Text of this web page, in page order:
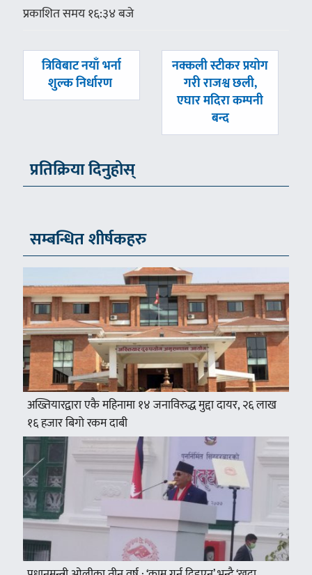
प्रकाशित समय १६:३४ बजे
पछिल्लाे
त्रिविबाट नयाँ भर्ना
शुल्क निर्धारण
अघिल्लाे
नक्कली स्टीकर प्रयोग
गरी राजश्व छली,
एघार मदिरा कम्पनी
बन्द
प्रतिक्रिया दिनुहोस्
सम्बन्धित शीर्षकहरु
अख्तियारद्वारा एकै महिनामा १४ जनाविरुद्ध मुद्दा दायर, २६ लाख
१६ हजार बिगो रकम दाबी